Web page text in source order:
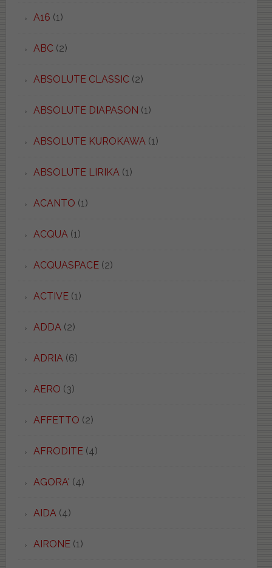
A16 (1)
ABC(2)
ABSOLUTE CLASSIC(2)
ABSOLUTE DIAPASON (1)
ABSOLUTE KUROKAWA(1)
ABSOLUTE LIRIKA(1)
ACANTO (1)
ACQUA(1)
ACQUASPACE(2)
ACTIVE(1)
ADDA(2)
ADRIA(6)
AERO (3)
AFFETTO (2)
AFRODITE(4)
AGORA' (4)
AIDA(4)
AIRONE(1)